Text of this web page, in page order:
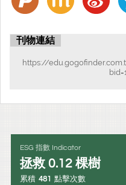
刊物連結
https://
ESG 指數 Indicator
拯救 0.12 棵樹
累積 481 點擊次數